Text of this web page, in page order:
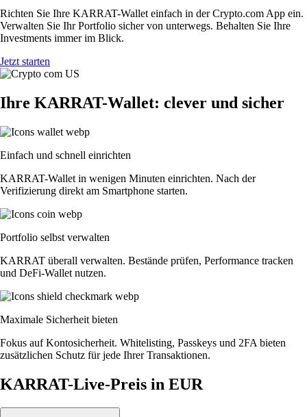
Richten Sie Ihre KARRAT-Wallet einfach in der Crypto.com App ein.
Verwalten Sie Ihr Portfolio sicher von unterwegs. Behalten Sie Ihre
Investments immer im Blick.
Jetzt starten
Ihre KARRAT-Wallet: clever und sicher
Einfach und schnell einrichten
KARRAT-Wallet in wenigen Minuten einrichten. Nach der
Verifizierung direkt am Smartphone starten.
Portfolio selbst verwalten
KARRAT überall verwalten. Bestände prüfen, Performance tracken
und DeFi-Wallet nutzen.
Maximale Sicherheit bieten
Fokus auf Kontosicherheit. Whitelisting, Passkeys und 2FA bieten
zusätzlichen Schutz für jede Ihrer Transaktionen.
KARRAT-Live-Preis in EUR